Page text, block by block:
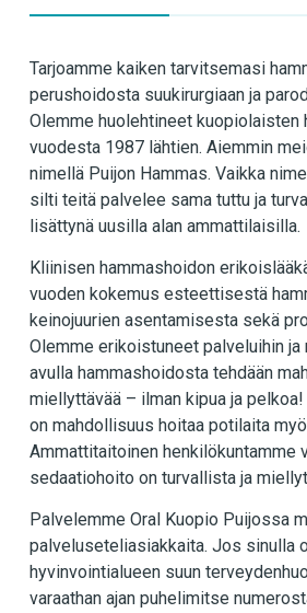
Tarjoamme kaiken tarvitsemasi
perushoidosta suukirurgiaan ja
Olemme huolehtineet kuopiolaisten
vuodesta 1987 lähtien. Aiemmin
nimellä Puijon Hammas. Vaikka
silti teitä palvelee sama tuttu ja
lisättynä uusilla alan ammattilaisilla.
Kliinisen hammashoidon
vuoden kokemus esteettisestä
keinojuurien asentamisesta sekä
Olemme erikoistuneet palveluihin ja
avulla hammashoidosta tehdään
miellyttävää – ilman kipua ja
on mahdollisuus hoitaa potilaita
Ammattitaitoinen henkilökuntamme
sedaatiohoito on turvallista ja
Palvelemme Oral Kuopio Puijossa
palveluseteliasiakkaita. Jos sinulla
hyvinvointialueen suun
varaathan ajan puhelimitse